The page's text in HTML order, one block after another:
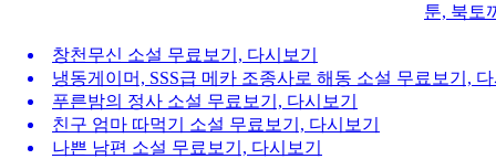
툰, 북토
창천무신 소설 무료보기, 다시보기
냉동게이머, SSS급 메카 조종사로 해동 소설 무료보기,
푸른밤의 정사 소설 무료보기, 다시보기
친구 엄마 따먹기 소설 무료보기, 다시보기
나쁜 남편 소설 무료보기, 다시보기